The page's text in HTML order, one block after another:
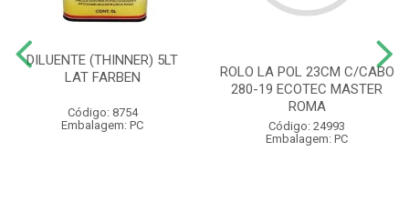
DILUENTE (THINNER) 5LT
LAT FARBEN
Código: 8754
Embalagem: PC
ROLO LA POL 23CM C/CABO
280-19 ECOTEC MASTER
ROMA
Código: 24993
Embalagem: PC